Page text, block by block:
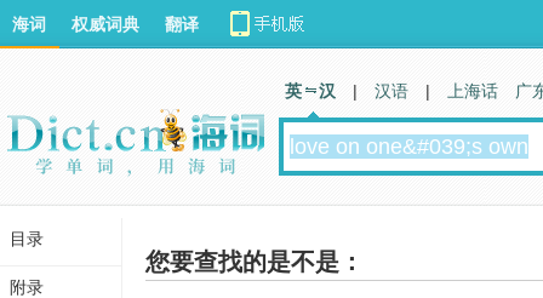
您要查找的是不是：
海词 权威词典 翻译
英 汉 | 汉语 | 上海话 广
目录
附录